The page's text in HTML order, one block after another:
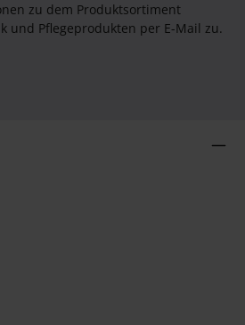
zu dem Produktsortiment
und Pflegeprodukten per E-Mail zu.